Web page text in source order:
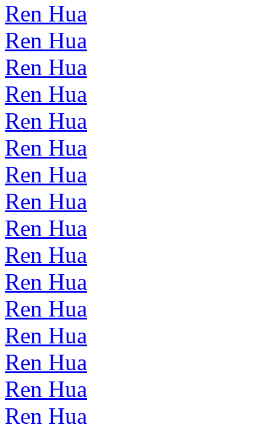
Ren Hua
Ren Hua
Ren Hua
Ren Hua
Ren Hua
Ren Hua
Ren Hua
Ren Hua
Ren Hua
Ren Hua
Ren Hua
Ren Hua
Ren Hua
Ren Hua
Ren Hua
Ren Hua